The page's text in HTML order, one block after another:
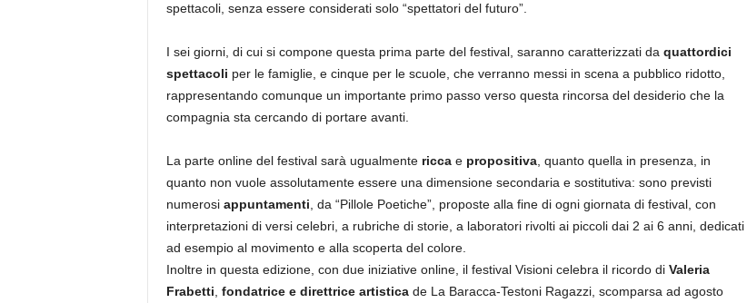
spettacoli, senza essere considerati solo “spettatori del futuro”.
I sei giorni, di cui si compone questa prima parte del festival, saranno caratterizzati da quattordici
spettacoli per le famiglie, e cinque per le scuole, che verranno messi in scena a pubblico ridotto,
rappresentando comunque un importante primo passo verso questa rincorsa del desiderio che la
compagnia sta cercando di portare avanti.
La parte online del festival sarà ugualmente riccae propositiva, quanto quella in presenza, in
quanto non vuole assolutamente essere una dimensione secondaria e sostitutiva: sono previsti
numerosi appuntamenti , da “Pillole Poetiche”, proposte alla fine di ogni giornata di festival, con
interpretazioni di versi celebri, a rubriche di storie, a laboratori rivolti ai piccoli dai 2 ai 6 anni, dedicati
ad esempio al movimento e alla scoperta del colore.
Inoltre in questa edizione, con due iniziative online, il festival Visioni celebra il ricordo di Valeria
Frabetti fondatrice e direttrice artistica de La Baracca-Testoni Ragazzi, scomparsa ad agosto